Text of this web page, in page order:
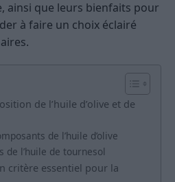
ainsi que leurs bienfaits pour
à faire un choix éclairé
de l’huile d’olive et de
de l’huile d’olive
de l’huile de tournesol
critère essentiel pour la